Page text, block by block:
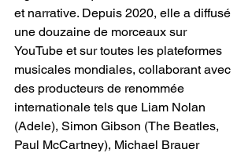
et narrative. Depuis 2020, elle a diffusé
une douzaine de morceaux sur
YouTube et sur toutes les plateformes
musicales mondiales, collaborant avec
des producteurs de renommée
internationale tels que Liam Nolan
(Adele), Simon Gibson (The Beatles,
Paul McCartney), Michael Brauer